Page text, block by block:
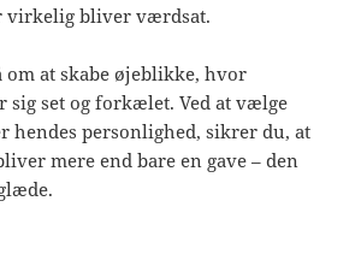
virkelig bliver værdsat.
om at skabe øjeblikke, hvor
sig set og forkælet. Ved at vælge
hendes personlighed, sikrer du, at
mere end bare en gave – den